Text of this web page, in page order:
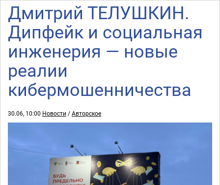
Дмитрий ТЕЛУШКИН.
Дипфейк и социальная
инженерия — новые
реалии
кибермошенничества
30.06, 10:00 Новости /Авторское